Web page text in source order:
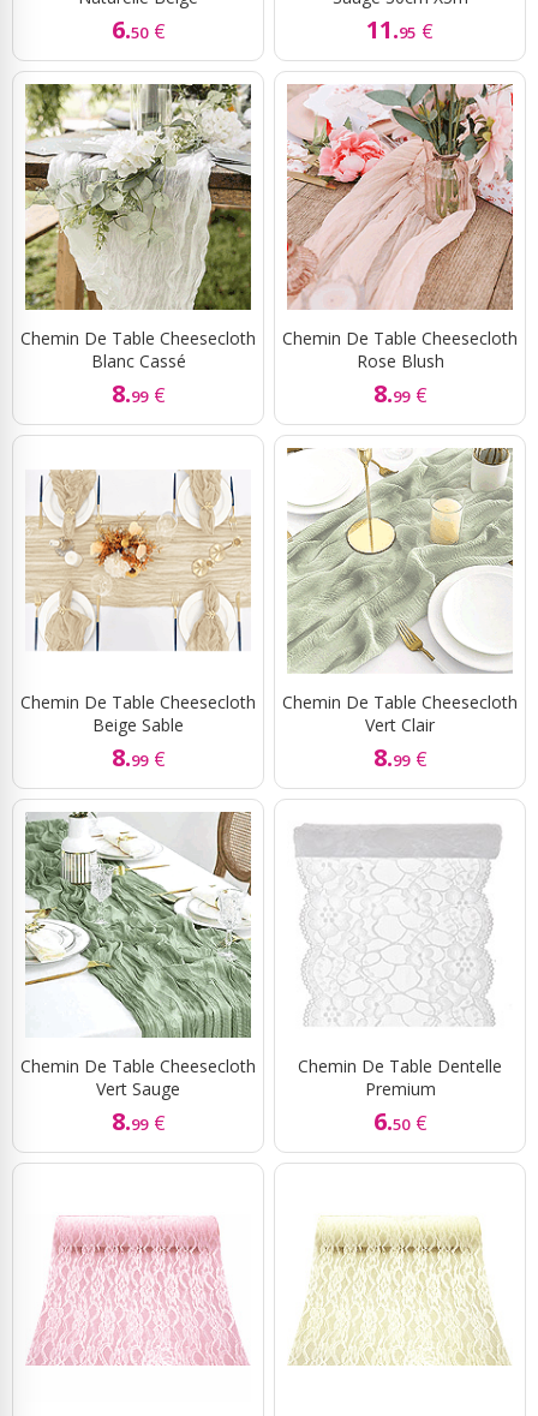
6.50 € 11.95 €
Chemin De Table Cheesecloth
Blanc Cassé
8.99 €
Chemin De Table Cheesecloth
Rose Blush
8.99 €
Chemin De Table Cheesecloth
Beige Sable
8.99 €
Chemin De Table Cheesecloth
Vert Clair
8.99 €
Chemin De Table Cheesecloth
Vert Sauge
8.99 €
Chemin De Table Dentelle
Premium
6.50 €